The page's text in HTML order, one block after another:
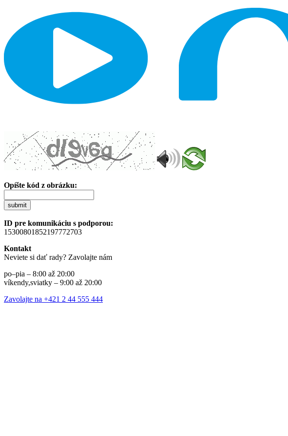
Opíšte kód z obrázku:
submit
ID pre komunikáciu s podporou:
15300801852197772703
Kontakt
Neviete si dať rady? Zavolajte nám
po–pia – 8:00 až 20:00
víkendy,sviatky – 9:00 až 20:00
Zavolajte na +421 2 44 555 444